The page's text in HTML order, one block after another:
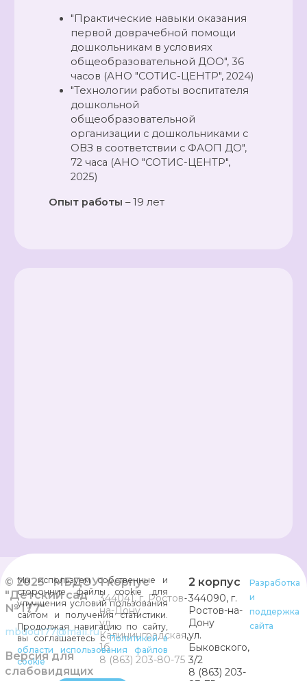
"Практические навыки оказания
первой доврачебной помощи
дошкольникам в условиях
общеобразовательной ДОО", 36
часов (АНО "СОТИС-ЦЕНТР", 2024)
"Технологии работы воспитателя
дошкольной
общеобразовательной
организации с дошкольниками с
ОВЗ в соответствии с ФАОП ДО",
72 часа (АНО "СОТИС-ЦЕНТР",
2025)
Опыт работы – 19 лет
© 2025 МБДОУ
"Детский сад
№ 177"
mbdou177@mail.ru
Версия для
слабовидящих
1 корпус
344041, г. Ростов-
на-Дону
ул.
Калининградская,
1б
8 (863) 203-80-75
2 корпус
344090, г.
Ростов-на-
Дону
ул.
Быковского,
3/2
8 (863) 203-
Разработка
и
поддержка
сайта
Мы используем собственные и
сторонние файлы cookie для
улучшения условий пользования
сайтом и получения статистики.
Продолжая навигацию по сайту,
вы соглашаетесь сПолитикой в
области использования файлов
cookie